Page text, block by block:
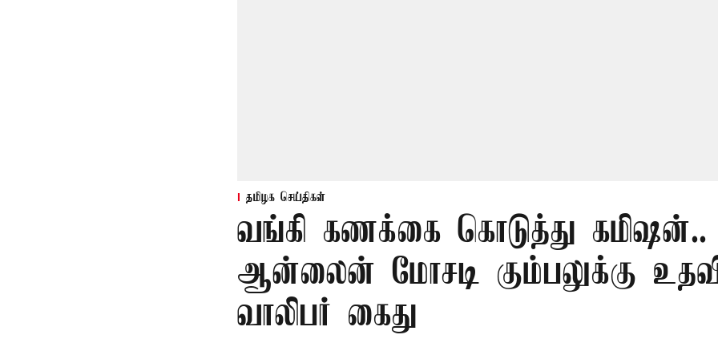
தமிழக செய்திகள்
வங்கி கணக்கை கொடுத்து கமிஷன்..
ஆன்லைன் மோசடி கும்பலுக்கு
வாலிபர் கைது